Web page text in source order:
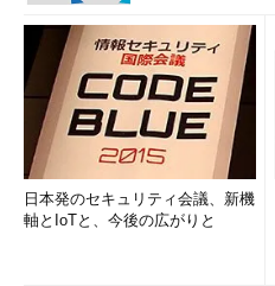
日本発のセキュリティ会議、新機
軸とIoTと、今後の広がりと